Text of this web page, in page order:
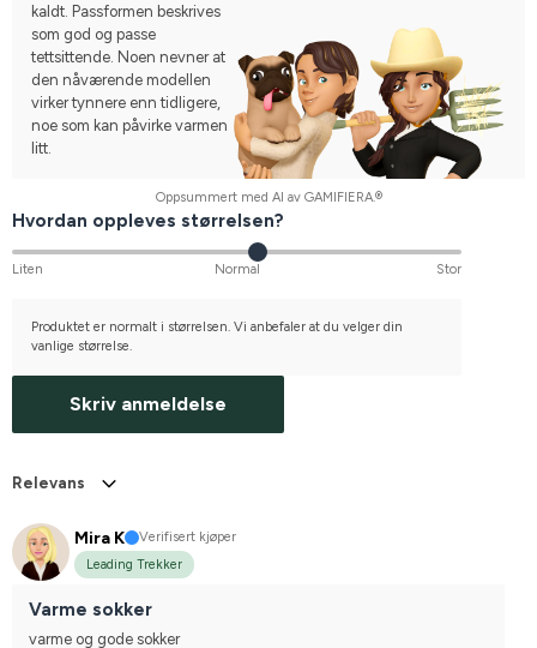
kaldt. Passformen beskrives
som god og passe
tettsittende. Noen nevner at
den nåværende modellen
virker tynnere enn tidligere,
noe som kan påvirke varmen
litt.
Oppsummert med AI av GAMIFIERA.®
Hvordan oppleves størrelsen?
Liten Normal Stor
Produktet er normalt i størrelsen. Vi anbefaler at du velger din
vanlige størrelse.
Skriv anmeldelse
Relevans
Mira K
Verifisert kjøper
Leading Trekker
Varme sokker
varme og gode sokker